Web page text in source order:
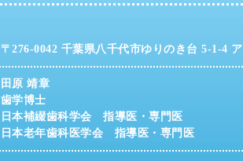
〒276-0042 千葉県八千代市ゆりのき台 5-1-4
田原 靖章
歯学博士
日本補綴歯科学会 指導医・専門医
日本老年歯科医学会 指導医・専門医